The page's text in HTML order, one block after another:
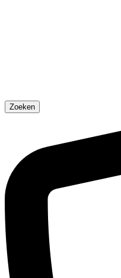
Zoeken